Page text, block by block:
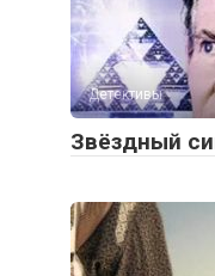
Детективы
Звёздный